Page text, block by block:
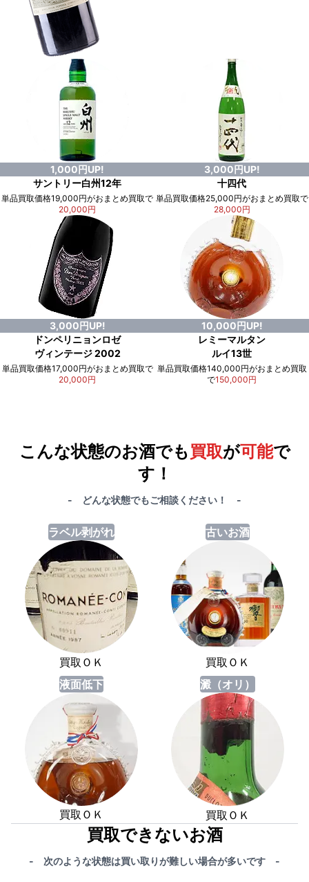
1,000円UP!
サントリー白州12年
単品買取価格19,000円がおまとめ買取で
20,000円
3,000円UP!
十四代
単品買取価格25,000円がおまとめ買取で
28,000円
3,000円UP!
ドンペリニョンロゼ
ヴィンテージ 2002
単品買取価格17,000円がおまとめ買取で
20,000円
10,000円UP!
レミーマルタン
ルイ13世
単品買取価格140,000円がおまとめ買取
で150,000円
こんな状態のお酒でも買取が可能で
す！
- どんな状態でもご相談ください！ -
ラベル剥がれ
買取ＯＫ
古いお酒
買取ＯＫ
液面低下
買取ＯＫ
澱（オリ）
買取ＯＫ
買取できないお酒
- 次のような状態は買い取りが難しい場合が多いです -